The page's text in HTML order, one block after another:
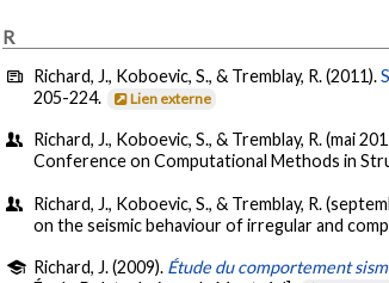
R
Richard, J., Koboevic, S., & Tremblay, R. (2011).
205-224.
Lien externe
Richard, J., Koboevic, S., & Tremblay, R. (mai
Conference on Computational Methods in
Richard, J., Koboevic, S., & Tremblay, R.
on the seismic behaviour of irregular and
Richard, J. (2009). Étude du comportement